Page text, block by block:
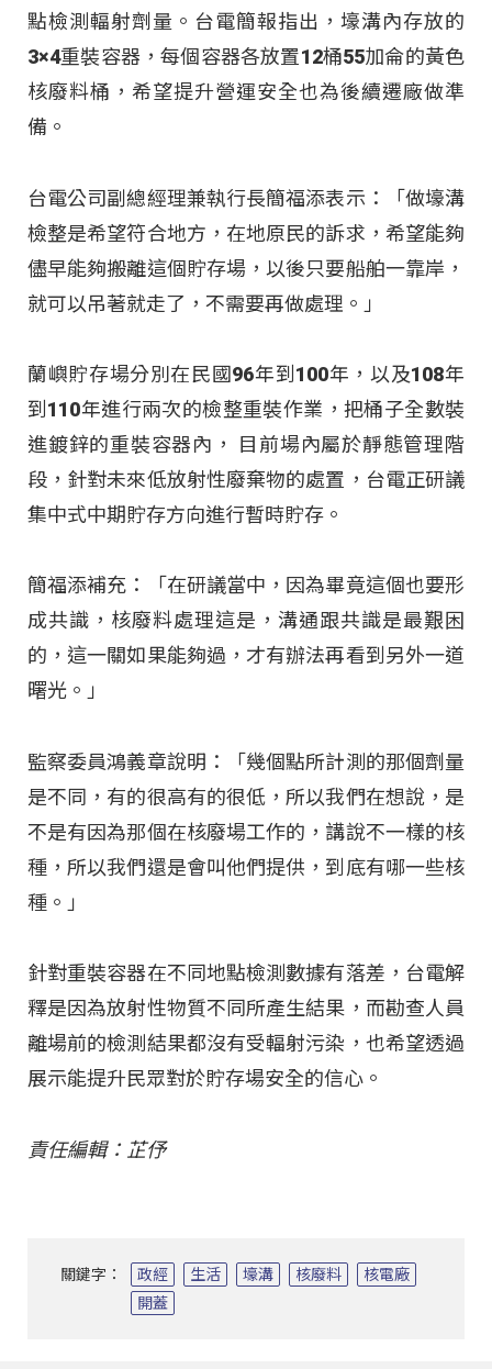
點檢測輻射劑量。台電簡報指出，壕溝內存放的
3×4重裝容器，每個容器各放置12桶55加侖的黃色
核廢料桶，希望提升營運安全也為後續遷廠做準
備。
台電公司副總經理兼執行長簡福添表示：「做壕溝
檢整是希望符合地方，在地原民的訴求，希望能夠
儘早能夠搬離這個貯存場，以後只要船舶一靠岸，
就可以吊著就走了，不需要再做處理。」
蘭嶼貯存場分別在民國96年到100年，以及108年
到110年進行兩次的檢整重裝作業，把桶子全數裝
進鍍鋅的重裝容器內， 目前場內屬於靜態管理階
段，針對未來低放射性廢棄物的處置，台電正研議
集中式中期貯存方向進行暫時貯存。
簡福添補充：「在研議當中，因為畢竟這個也要形
成共識，核廢料處理這是，溝通跟共識是最艱困
的，這一關如果能夠過，才有辦法再看到另外一道
曙光。」
監察委員鴻義章說明：「幾個點所計測的那個劑量
是不同，有的很高有的很低，所以我們在想說，是
不是有因為那個在核廢場工作的，講說不一樣的核
種，所以我們還是會叫他們提供，到底有哪一些核
種。」
針對重裝容器在不同地點檢測數據有落差，台電解
釋是因為放射性物質不同所產生結果，而勘查人員
離場前的檢測結果都沒有受輻射污染，也希望透過
展示能提升民眾對於貯存場安全的信心。
責任編輯：芷伃
關鍵字： 政經 生活 壕溝 核廢料
核電廠
開蓋